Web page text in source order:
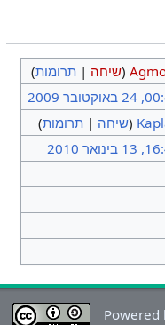
(שיחה | תרומות)
2009
(שיחה | תרומות)
2010